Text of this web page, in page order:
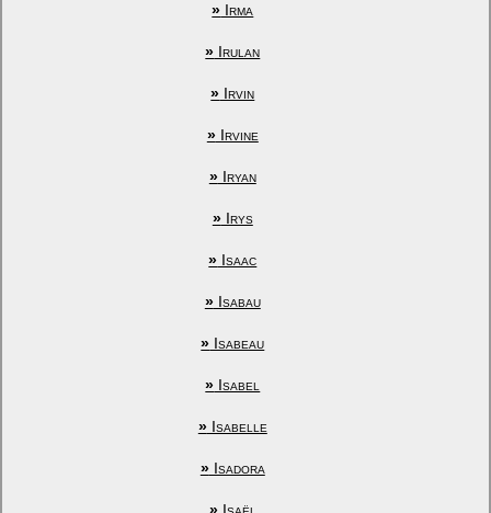
» Irma
» Irulan
» Irvin
»Irvine
»Iryan
»Irys
» Isaac
»Isabau
» Isabeau
» Isabel
»Isabelle
»Isadora